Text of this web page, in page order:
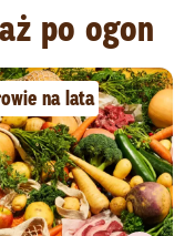
po ogon
na lata